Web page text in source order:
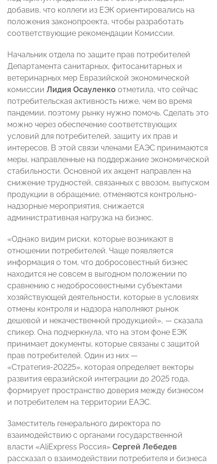
добавив, что коллеги из ЕЭК ориентировались на
положения законопроекта, чтобы разработать
соответствующие рекомендации Комиссии.
Начальник отдела по защите прав потребителей
Департамента санитарных, фитосанитарных и
ветеринарных мер Евразийской экономической
комиссии Лидия Осауленко отметила, что сейчас
потребительская активность ниже, чем во время
пандемии, поэтому рынку нужно помочь. Сделать это
можно через обеспечение соответствующих
условий для потребителей, защиту их прав и
интересов. В этой связи членами ЕАЭС принимаются
меры, направленные на поддержание экономической
стабильности. Основной их акцент направлен на
снижение трудностей, связанных с ввозом, выпуском
продукции в обращение, отменяются контрольно-
надзорные мероприятия, снижается
административная нагрузка на бизнес.
«Однако видим риски, которые возникают в
отношении потребителей. Чаще появляется
информация о том, что добросовестный бизнес
находится не совсем в выгодном положении по
сравнению с недобросовестными субъектами
хозяйствующей деятельности, которые в условиях
отмены контроля и надзора наполняют рынок
дешевой и некачественной продукцией», — сказала
спикер. Она подчеркнула, что на этом фоне ЕЭК
принимает документы, которые связаны с защитой
прав потребителей. Один из них —
«Стратегия-20225», которая определяет векторы
развития евразийской интеграции до 2025 года,
формирует пространство доверия между бизнесом
и потребителем на территории ЕАЭС.
Заместитель генерального директора по
взаимодействию с органами государственной
власти «AliExpress Россия» Сергей Лебедев
рассказал о взаимодействии потребителя и бизнеса